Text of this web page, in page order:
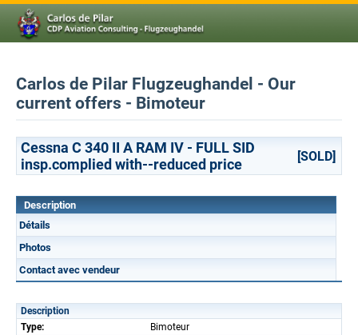
Carlos de Pilar Flugzeughandel - Our
current offers - Bimoteur
Cessna C 340 II A RAM IV - FULL SID
insp.complied with--reduced price
[SOLD]
Description
Détails
Photos
Contact avec vendeur
Description
Type:
Bimoteur